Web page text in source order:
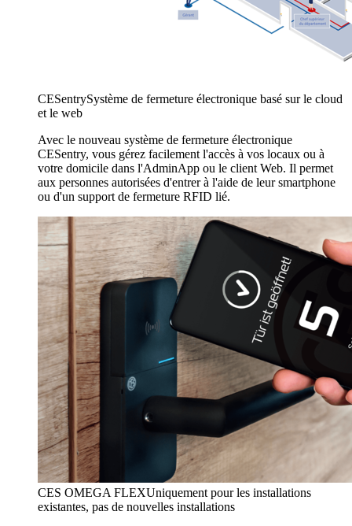
CESentrySystème de fermeture électronique basé sur le cloud
et le web
Avec le nouveau système de fermeture électronique
CESentry, vous gérez facilement l'accès à vos locaux ou à
votre domicile dans l'AdminApp ou le client Web. Il permet
aux personnes autorisées d'entrer à l'aide de leur smartphone
ou d'un support de fermeture RFID lié.
CES OMEGA FLEXUniquement pour les installations
existantes, pas de nouvelles installations